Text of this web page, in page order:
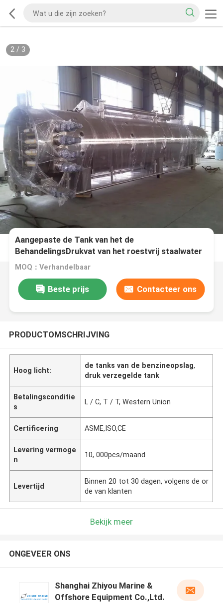
2/ 3
Aangepaste de Tank van het de
BehandelingsDrukvat van het roestvrij staalwater
MOQ：Verhandelbaar
Beste prijs Contacteer ons
PRODUCTOMSCHRIJVING
Hoog licht:
de tanks van de benzineopslag,
druk verzegelde tank
Betalingsconditie
s
L / C, T / T, Western Union
Certificering ASME,ISO,CE
Levering vermoge
n
10, 000pcs/maand
Levertijd
Binnen 20 tot 30 dagen, volgens de or
de van klanten
Bekijk meer
ONGEVEER ONS
Shanghai Zhiyou Marine &
Offshore Equipment Co.,Ltd.